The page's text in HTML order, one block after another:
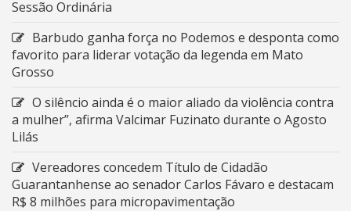
Sessão Ordinária
Barbudo ganha força no Podemos e desponta como
favorito para liderar votação da legenda em Mato
Grosso
O silêncio ainda é o maior aliado da violência contra
a mulher”, afirma Valcimar Fuzinato durante o Agosto
Lilás
Vereadores concedem Título de Cidadão
Guarantanhense ao senador Carlos Fávaro e destacam
R$ 8 milhões para micropavimentação